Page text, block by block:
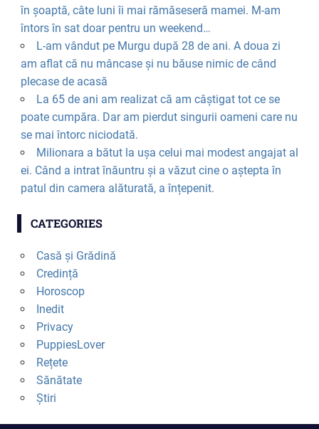
în șoaptă, câte luni îi mai rămăseseră mamei. M-am
întors în sat doar pentru un weekend…
L-am vândut pe Murgu după 28 de ani. A doua zi
am aflat că nu mâncase și nu băuse nimic de când
plecase de acasă
La 65 de ani am realizat că am câștigat tot ce se
poate cumpăra. Dar am pierdut singurii oameni care nu
se mai întorc niciodată.
Milionara a bătut la ușa celui mai modest angajat al
ei. Când a intrat înăuntru și a văzut cine o aștepta în
patul din camera alăturată, a înțepenit.
CATEGORIES
Casă și Grădină
Credință
Horoscop
Inedit
Privacy
PuppiesLover
Rețete
Sănătate
Știri